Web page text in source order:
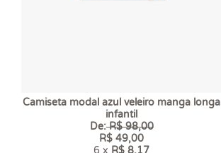
Camiseta modal azul veleiro manga longa
infantil
De:R$ 98,00
R$ 49,00
6 x R$ 8,17